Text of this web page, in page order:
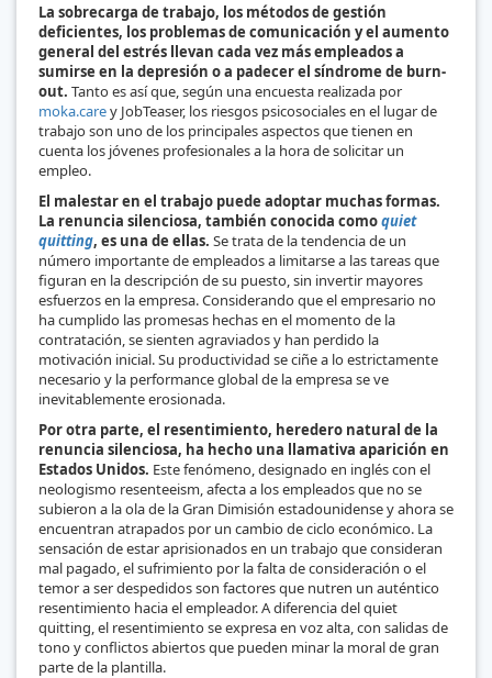
La sobrecarga de trabajo, los métodos de gestión
deficientes, los problemas de comunicación y el aumento
general del estrés llevan cada vez más empleados a
sumirse en la depresión o a padecer el síndrome de burn-
out. Tanto es así que, según una encuesta realizada por
moka.carey JobTeaser, los riesgos psicosociales en el lugar de
trabajo son uno de los principales aspectos que tienen en
cuenta los jóvenes profesionales a la hora de solicitar un
empleo.
El malestar en el trabajo puede adoptar muchas formas.
La renuncia silenciosa, también conocida comoquiet
quitting, es una de ellas. Se trata de la tendencia de un
número importante de empleados a limitarse a las tareas que
figuran en la descripción de su puesto, sin invertir mayores
esfuerzos en la empresa. Considerando que el empresario no
ha cumplido las promesas hechas en el momento de la
contratación, se sienten agraviados y han perdido la
motivación inicial. Su productividad se ciñe a lo estrictamente
necesario y la performance global de la empresa se ve
inevitablemente erosionada.
Por otra parte, el resentimiento, heredero natural de la
renuncia silenciosa, ha hecho una llamativa aparición en
Estados Unidos. Este fenómeno, designado en inglés con el
neologismo resenteeism, afecta a los empleados que no se
subieron a la ola de la Gran Dimisión estadounidense y ahora se
encuentran atrapados por un cambio de ciclo económico. La
sensación de estar aprisionados en un trabajo que consideran
mal pagado, el sufrimiento por la falta de consideración o el
temor a ser despedidos son factores que nutren un auténtico
resentimiento hacia el empleador. A diferencia del quiet
quitting, el resentimiento se expresa en voz alta, con salidas de
tono y conflictos abiertos que pueden minar la moral de gran
parte de la plantilla.